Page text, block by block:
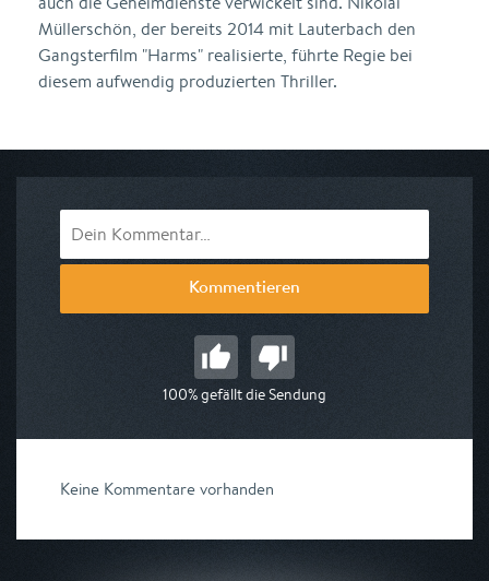
Müllerschön, der bereits 2014 mit Lauterbach den
Gangsterfilm "Harms" realisierte, führte Regie bei
diesem aufwendig produzierten Thriller.
Kommentieren
100% gefällt die Sendung
Keine Kommentare vorhanden